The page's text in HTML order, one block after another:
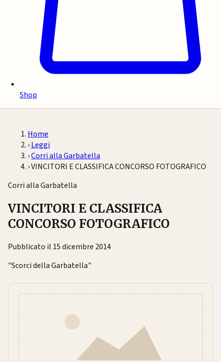
Shop
Home
›Leggi
›Corri alla Garbatella
›VINCITORI E CLASSIFICA CONCORSO FOTOGRAFICO
Corri alla Garbatella
VINCITORI E CLASSIFICA
CONCORSO FOTOGRAFICO
Pubblicato il 15 dicembre 2014
"Scorci della Garbatella"